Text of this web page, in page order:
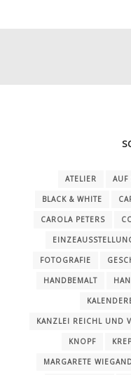
ATELIER AUF
BLACK & WHITE
CAROLA PETERS
FOTOGRAFIE
HANDBEMALT
KANZLEI REICHL UND
KNOPF
MARGARETE